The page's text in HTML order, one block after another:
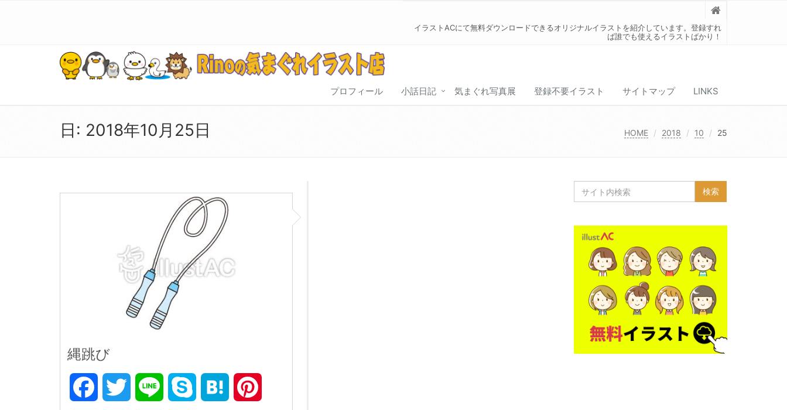
イラストACにて無料ダウンロードできるオリジナルイラストを紹介しています。登録すれ
ば誰でも使えるイラストばかり！
プロフィール 小話日記 気まぐれ写真展 登録不要イラスト サイトマップ LINKS
日: 2018年10月25日 HOME 2018 10 25
縄跳び
FacebookTwitter Line Skype Hatena